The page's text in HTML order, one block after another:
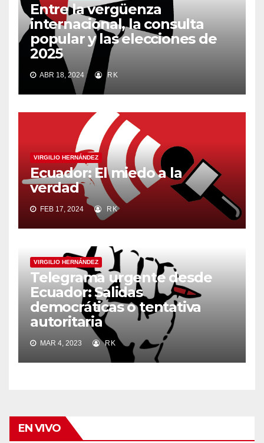
Entre la vergüenza
internacional, la consulta
popular y las elecciones de
2025
ABR 18, 2024 RK
VIRGILIO HERNÁNDEZ
Ecuador: El miedo a la
verdad
FEB 17, 2024 RK
VIRGILIO HERNÁNDEZ
Telegrama urgente desde
Ecuador: Salidas
democráticas o tentativa
autoritaria
MAR 4, 2023 RK
EN VIVO